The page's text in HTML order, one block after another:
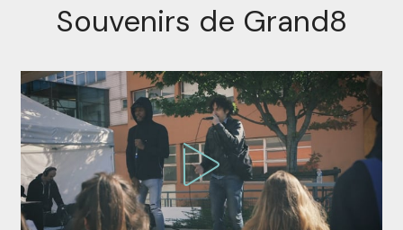
Souvenirs de Grand8